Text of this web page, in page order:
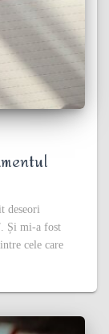
deseori
Și mi-a fost
cele care